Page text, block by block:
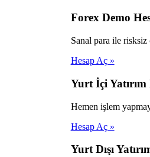
Forex Demo
Sanal para ile risksiz
Hesap Aç »
Yurt İçi Yatırım
Hemen işlem
Hesap Aç »
Yurt Dışı